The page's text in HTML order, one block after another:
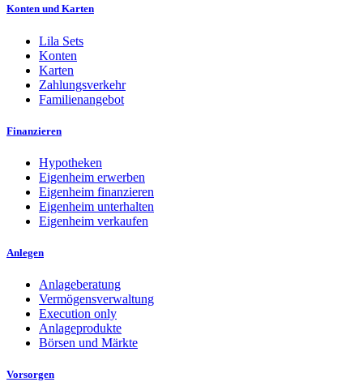
Konten und Karten
Lila Sets
Konten
Karten
Zahlungsverkehr
Familienangebot
Finanzieren
Hypotheken
Eigenheim erwerben
Eigenheim finanzieren
Eigenheim unterhalten
Eigenheim verkaufen
Anlegen
Anlageberatung
Vermögensverwaltung
Execution only
Anlageprodukte
Börsen und Märkte
Vorsorgen